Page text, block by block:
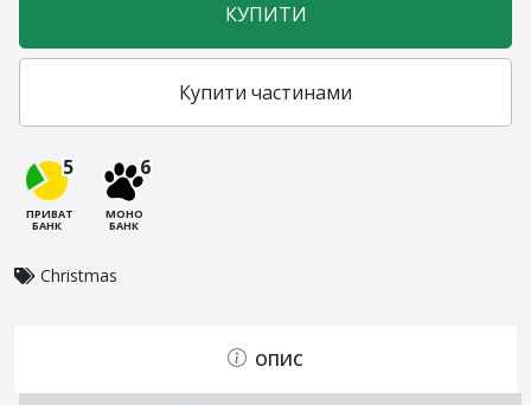
КУПИТИ
Купити частинами
5
ПРИВАТ
БАНК
6
МОНО
БАНК
Christmas
ОПИС